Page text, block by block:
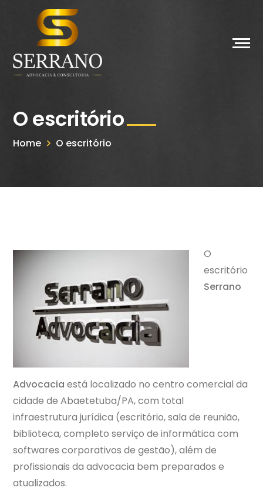
O escritório
Home O escritório
O
escritório
Serrano
Advocacia está localizado no centro comercial da
cidade de Abaetetuba/PA, com total
infraestrutura jurídica (escritório, sala de reunião,
biblioteca, completo serviço de informática com
softwares corporativos de gestão), além de
profissionais da advocacia bem preparados e
atualizados.